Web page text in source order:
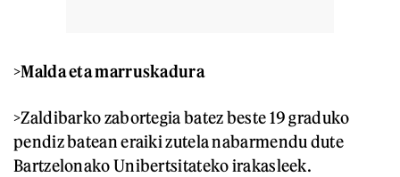
>Malda eta marruskadura
>Zaldibarko zabortegia batez beste 19 graduko
pendiz batean eraiki zutela nabarmendu dute
Bartzelonako Unibertsitateko irakasleek.